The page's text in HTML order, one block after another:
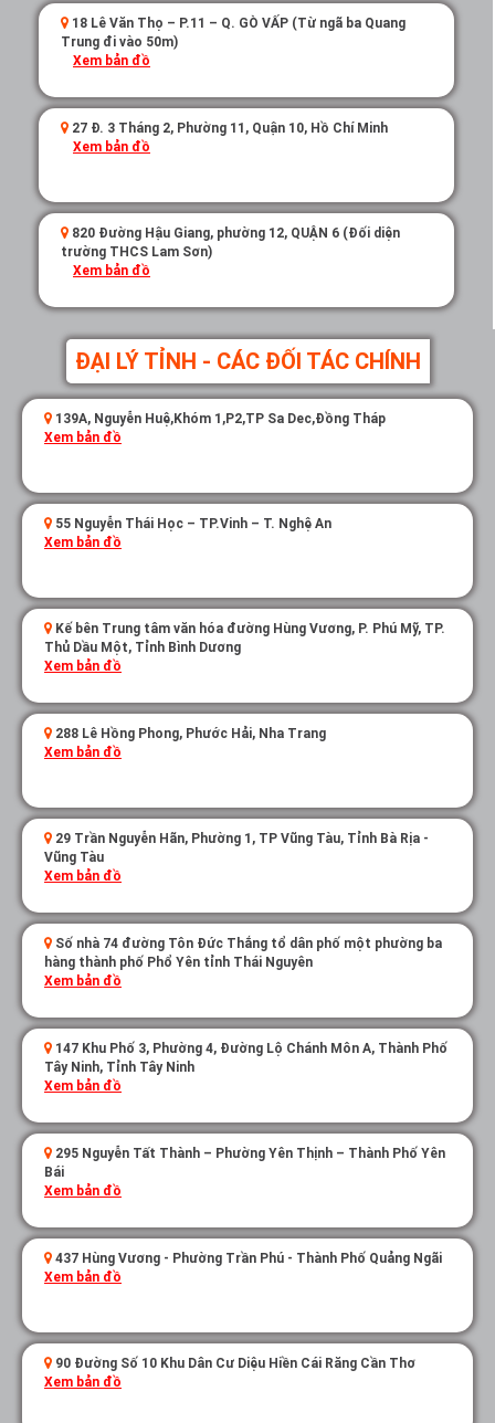
18 Lê Văn Thọ – P.11 – Q. GÒ VẤP (Từ ngã ba Quang
Trung đi vào 50m)
Xem bản đồ
27 Đ. 3 Tháng 2, Phường 11, Quận 10, Hồ Chí Minh
Xem bản đồ
820 Đường Hậu Giang, phường 12, QUẬN 6 (Đối diện
trường THCS Lam Sơn)
Xem bản đồ
ĐẠI LÝ TỈNH - CÁC ĐỐI TÁC CHÍNH
139A, Nguyễn Huệ,Khóm 1,P2,TP Sa Dec,Đồng Tháp
Xem bản đồ
55 Nguyễn Thái Học – TP.Vinh – T. Nghệ An
Xem bản đồ
Kế bên Trung tâm văn hóa đường Hùng Vương, P. Phú Mỹ, TP.
Thủ Dầu Một, Tỉnh Bình Dương
Xem bản đồ
288 Lê Hồng Phong, Phước Hải, Nha Trang
Xem bản đồ
29 Trần Nguyễn Hãn, Phường 1, TP Vũng Tàu, Tỉnh Bà Rịa -
Vũng Tàu
Xem bản đồ
Số nhà 74 đường Tôn Đức Thắng tổ dân phố một phường ba
hàng thành phố Phổ Yên tỉnh Thái Nguyên
Xem bản đồ
147 Khu Phố 3, Phường 4, Đường Lộ Chánh Môn A, Thành Phố
Tây Ninh, Tỉnh Tây Ninh
Xem bản đồ
295 Nguyễn Tất Thành – Phường Yên Thịnh – Thành Phố Yên
Bái
Xem bản đồ
437 Hùng Vương - Phường Trần Phú - Thành Phố Quảng Ngãi
Xem bản đồ
90 Đường Số 10 Khu Dân Cư Diệu Hiền Cái Răng Cần Thơ
Xem bản đồ